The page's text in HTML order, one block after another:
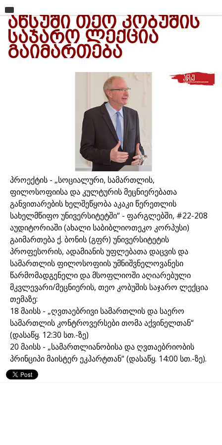
მთავარი
უნივერსიტეტი
საგანმანათლებლო ერთეულები
ინტერნაციონალიზაცია
ᲐᲬᲡᲣᲨᲘ ᲗᲔᲝ ᲙᲝᲑᲣᲨᲘᲡ
ᲡᲐᲯᲐᲠᲝ ᲚᲔᲥᲪᲘᲐ
ᲒᲐᲘᲛᲐᲠᲗᲔᲑᲐ
პროექტის - „სოციალური, სამართლის,
ფილოსოფიისა და კულტურის მეცნიერებათა
განვითარების ხელშეწყობა აკაკი წერეთლის
სახელმწიფო უნივერსიტეტში“ - ფარგლებში, #22-208
აუდიტორიაში (ახალი საბიბლიოთეკო კორპუსი)
გაიმართება ქ. ბონის (გფრ) უნივერსიტეტის
პროფესორის, ადამიანის უფლებათა დაცვის და
სამართლის ფილოსოფიის უმნიშვნელოვანესი
წარმომადგენელი და მსოფლიოში აღიარებული
მკვლევარი/მეცნიერის, თეო კობუშის საჯარო ლექცია
თემაზე:
18 მაისს - „ღვთაებრივი სამართლის და საერო
სამართლის კონტროვერსები თომა აქვინელთან“
(დასაწყ. 12:30 სთ.-ზე)
20 მაისს - „სამართლიანობისა და ღვთაებრიობის
პრინციპი მაისტერ ეკჰარტთან“ (დასაწყ. 14:00 სთ.-ზე).